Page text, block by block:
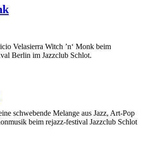
Velasierra Witch ’n‘ Monk beim
Berlin im Jazzclub Schlot.
schwebende Melange aus Jazz, Art-Pop
beim rejazz-festival Jazzclub Schlot